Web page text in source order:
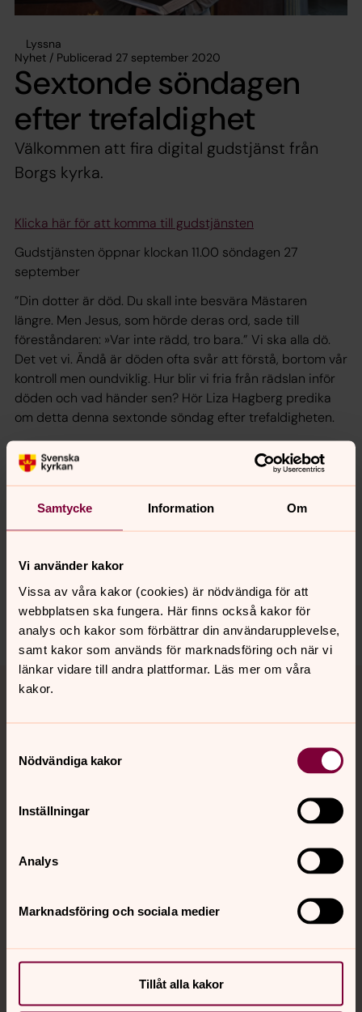
Samtycke Information Om
Vi använder kakor
Vissa av våra kakor (cookies) är nödvändiga för att
webbplatsen ska fungera. Här finns också kakor för
analys och kakor som förbättrar din användarupplevelse,
samt kakor som används för marknadsföring och när vi
länkar vidare till andra plattformar. Läs mer om våra
kakor.
Nödvändiga kakor
Inställningar
Analys
Marknadsföring och sociala medier
Tillåt alla kakor
Lyssna
Nyhet / Publicerad 27 september 2020
Sextonde söndagen
efter trefaldighet
Välkommen att fira digital gudstjänst från
Borgs kyrka.
Klicka här för att komma till gudstjänsten
Gudstjänsten öppnar klockan 11.00 söndagen 27
september
”Din dotter är död. Du skall inte besvära Mästaren
längre. Men Jesus, som hörde deras ord, sade till
föreståndaren: »Var inte rädd, tro bara.” Vi ska alla dö.
Det vet vi. Ändå är döden ofta svår att förstå, bortom vår
kontroll men oundviklig. Hur blir vi fria från rädslan inför
döden och vad händer sen? Hör Liza Hagberg predika
om detta denna sextonde söndag efter trefaldigheten.
Medverkar gör Liza Hagberg, Markus Svensson, Kerstin
Jannesson och Eva Elvin.
innehåll?
norrkoping@svenskakyrkan.se
Dela
Tillbaka till toppen
Tillbaka till innehållet
Kontakt
Kalender